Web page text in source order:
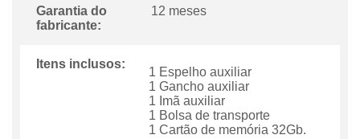
Garantia do
fabricante:
12 meses
Itens inclusos:
1 Espelho auxiliar
1 Gancho auxiliar
1 Imã auxiliar
1 Bolsa de transporte
1 Cartão de memória 32Gb.